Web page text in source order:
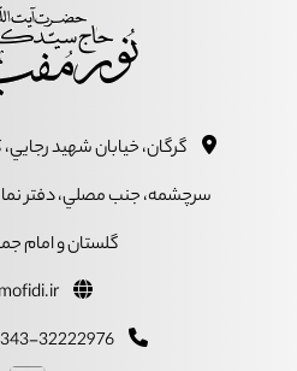
گرگان، خيابان شهيد
سرچشمه، جنب مصلي، دفتر
گلستان و امام